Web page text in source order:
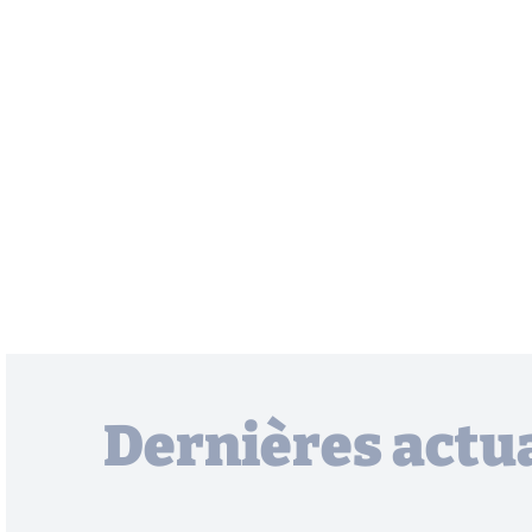
Dernières